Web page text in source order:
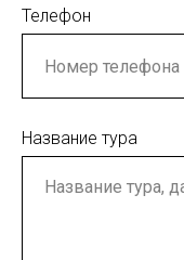
Телефон
Название тура